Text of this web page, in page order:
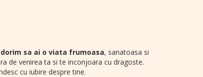
sa ai o viata frumoasa, sanatoasa si
de venirea ta si te inconjoara cu dragoste.
cu iubire despre tine.